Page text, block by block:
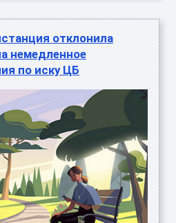
отклонила
немедленное
по иску ЦБ